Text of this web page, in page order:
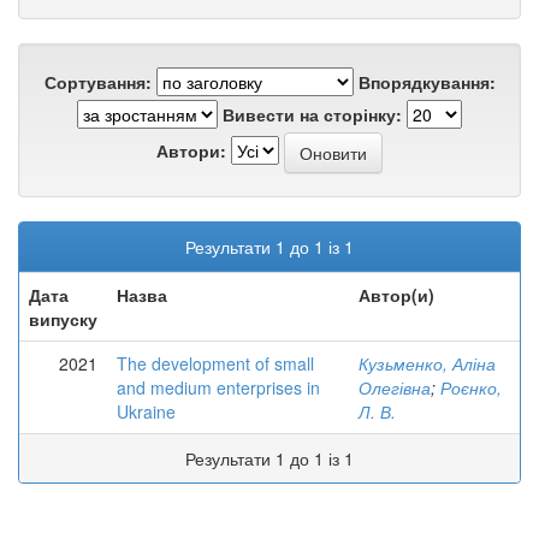
Сортування:
Впорядкування:
Вивести на сторінку:
Автори:
Результати 1 до 1 із 1
Дата
випуску
Назва Автор(и)
2021
The development of small
and medium enterprises in
Ukraine
Кузьменко, Аліна
Олегівна; Роєнко,
Л. В.
Результати 1 до 1 із 1